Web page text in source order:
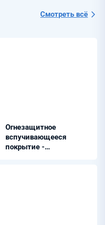
Смотреть всё
Огнезащитное
вспучивающееся
покрытие -